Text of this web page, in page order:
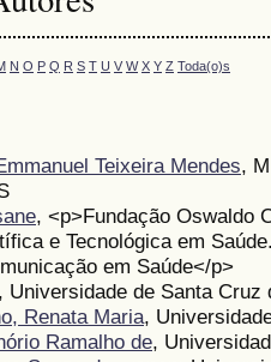
N O P Q R S T U V W X Y Z Toda(o)s
Teixeira Mendes,
, <p>Fundação Oswaldo
e Tecnológica em
em Saúde</p>
Universidade de Santa Cruz
Renata Maria,
Ramalho de,